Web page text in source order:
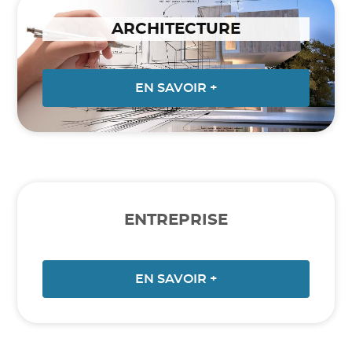
ARCHITECTURE
EN SAVOIR +
ENTREPRISE
EN SAVOIR +